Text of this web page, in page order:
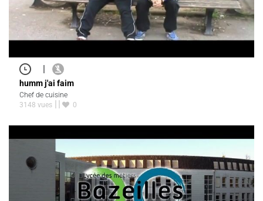
|
humm j'ai faim
Chef de cuisine
3148 vues
0